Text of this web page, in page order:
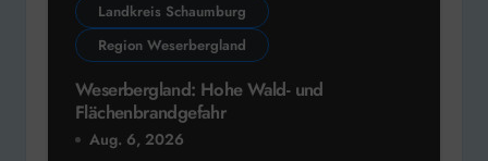
Landkreis Schaumburg
Region Weserbergland
Weserbergland: Hohe Wald- und
Flächenbrandgefahr
Aug. 6, 2026